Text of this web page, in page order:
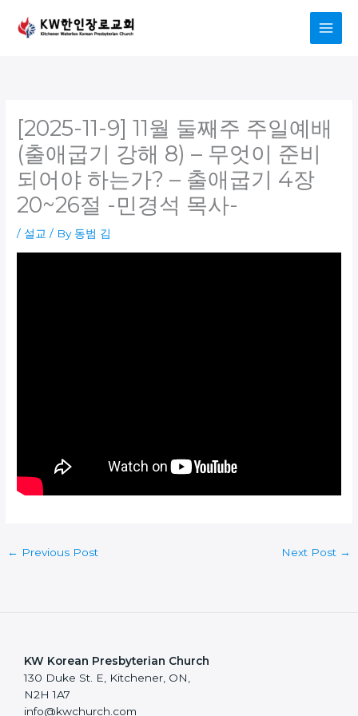
content
[2025-11-9] 11월 둘째주 주일예배
(출애굽기 강해 8) – 무엇이 준비
되어야 하는가? – 출애굽기 4장
20~26절 -민경석 목사-
/설교 / By 동범 김
← Previous Post Next Post →
KW Korean Presbyterian Church
130 Duke St. E, Kitchener, ON,
N2H 1A7
info@kwchurch.com